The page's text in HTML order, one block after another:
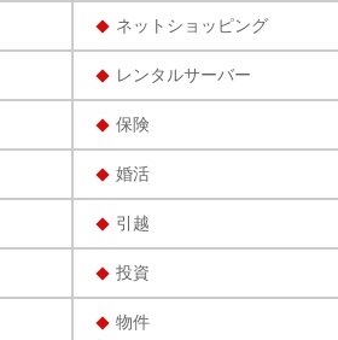
ネットショッピング
レンタルサーバー
保険
婚活
引越
投資
物件